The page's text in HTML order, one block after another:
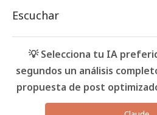
Escuchar
💡 Selecciona tu IA
segundos un análisis
propuesta de post